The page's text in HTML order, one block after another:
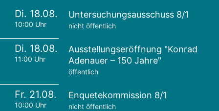
Di. 18.08.
10:00 Uhr
Untersuchungsausschuss 8/1
nicht öffentlich
Di. 18.08.
11:00 Uhr
Ausstellungseröffnung "Konrad
Adenauer – 150 Jahre"
öffentlich
Fr. 21.08.
10:00 Uhr
Enquetekommission 8/1
nicht öffentlich